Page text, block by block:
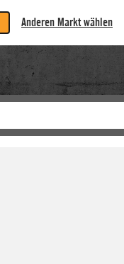
Anderen Markt wählen